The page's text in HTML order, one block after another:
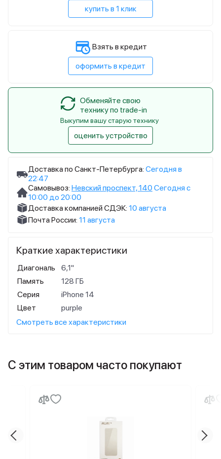
Доставка по Санкт-Петербурга: Сегодня в
22:47
Самовывоз: Невский проспект, 140 Сегодня с
10:00 до 20:00
Доставка компанией СДЭК: 10 августа
Почта России: 11 августа
Краткие характеристики
Диагональ
6,1"
Память
128 ГБ
Серия
iPhone 14
Цвет
purple
Смотреть все характеристики
купить в 1 клик
Взять в кредит
оформить в кредит
Обменяйте свою
технику по trade-in
Выкупим вашу старую технику
оценить устройство
С этим товаром часто покупают